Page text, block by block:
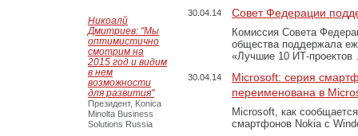
30.04.14 Совет Федерации
Комиссия Совета
общества поддержала
«Лучшие 10 ИТ-
30.04.14
Microsoft: серия
переименована в
Microsoft, как
смартфонов Nokia с
Никоалй
Дмитриев: "Мы
оптимистично
смотрим на
2015 год и видим
в нем
возможности
для развития"
Президент, Konica
Minolta Business
Solutions Russia